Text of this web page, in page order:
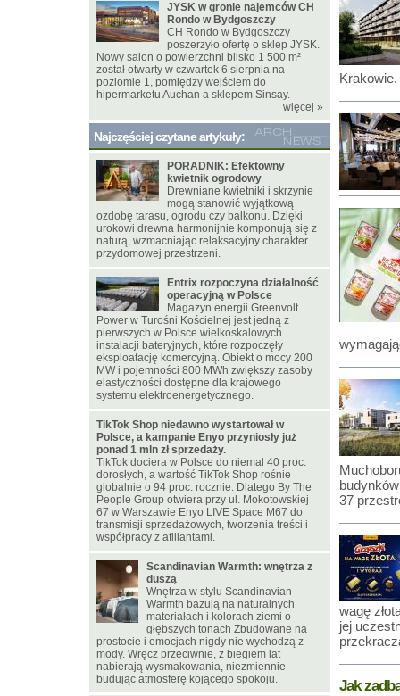
Krakowie.
37
wagę
jej
Jak
JYSK w gronie najemców CH
Rondo w Bydgoszczy
CH Rondo w Bydgoszczy
poszerzyło ofertę o sklep JYSK.
Nowy salon o powierzchni blisko 1 500 m²
został otwarty w czwartek 6 sierpnia na
poziomie 1, pomiędzy wejściem do
hipermarketu Auchan a sklepem Sinsay.
więcej »
Najczęściej czytane artykuły:
PORADNIK: Efektowny
kwietnik ogrodowy
Drewniane kwietniki i skrzynie
mogą stanowić wyjątkową
ozdobę tarasu, ogrodu czy balkonu. Dzięki
urokowi drewna harmonijnie komponują się z
naturą, wzmacniając relaksacyjny charakter
przydomowej przestrzeni.
Entrix rozpoczyna działalność
operacyjną w Polsce
Magazyn energii Greenvolt
Power w Turośni Kościelnej jest jedną z
pierwszych w Polsce wielkoskalowych
instalacji bateryjnych, które rozpoczęły
eksploatację komercyjną. Obiekt o mocy 200
MW i pojemności 800 MWh zwiększy zasoby
elastyczności dostępne dla krajowego
systemu elektroenergetycznego.
TikTok Shop niedawno wystartował w
Polsce, a kampanie Enyo przyniosły już
ponad 1 mln zł sprzedaży.
TikTok dociera w Polsce do niemal 40 proc.
dorosłych, a wartość TikTok Shop rośnie
globalnie o 94 proc. rocznie. Dlatego By The
People Group otwiera przy ul. Mokotowskiej
67 w Warszawie Enyo LIVE Space M67 do
transmisji sprzedażowych, tworzenia treści i
współpracy z afiliantami.
Scandinavian Warmth: wnętrza z
duszą
Wnętrza w stylu Scandinavian
Warmth bazują na naturalnych
materiałach i kolorach ziemi o
głębszych tonach Zbudowane na
prostocie i emocjach nigdy nie wychodzą z
mody. Wręcz przeciwnie, z biegiem lat
nabierają wysmakowania, niezmiennie
budując atmosferę kojącego spokoju.